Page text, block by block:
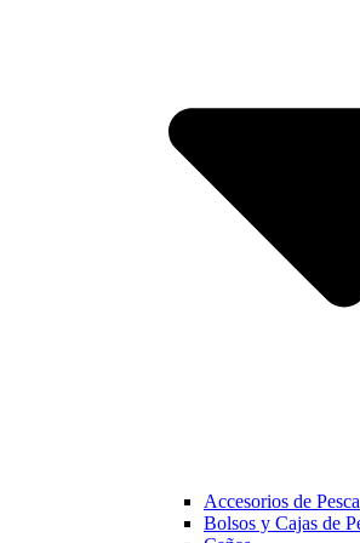
Accesorios de Pesca
Bolsos y Cajas de